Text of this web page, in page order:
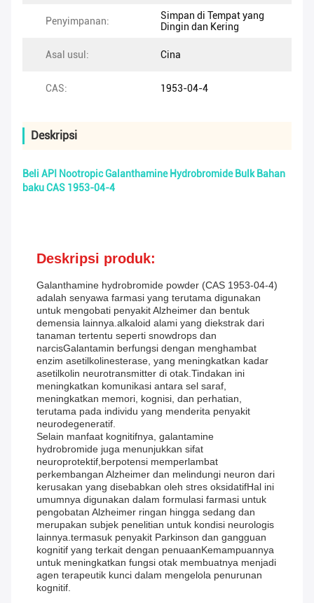
Penyimpanan:
Simpan di Tempat yang
Dingin dan Kering
Asal usul: Cina
CAS: 1953-04-4
Deskripsi
Beli API Nootropic Galanthamine Hydrobromide Bulk Bahan
baku CAS 1953-04-4
Deskripsi produk:
Galanthamine hydrobromide powder (CAS 1953-04-4)
adalah senyawa farmasi yang terutama digunakan
untuk mengobati penyakit Alzheimer dan bentuk
demensia lainnya.alkaloid alami yang diekstrak dari
tanaman tertentu seperti snowdrops dan
narcisGalantamin berfungsi dengan menghambat
enzim asetilkolinesterase, yang meningkatkan kadar
asetilkolin neurotransmitter di otak.Tindakan ini
meningkatkan komunikasi antara sel saraf,
meningkatkan memori, kognisi, dan perhatian,
terutama pada individu yang menderita penyakit
neurodegeneratif.
Selain manfaat kognitifnya, galantamine
hydrobromide juga menunjukkan sifat
neuroprotektif,berpotensi memperlambat
perkembangan Alzheimer dan melindungi neuron dari
kerusakan yang disebabkan oleh stres oksidatifHal ini
umumnya digunakan dalam formulasi farmasi untuk
pengobatan Alzheimer ringan hingga sedang dan
merupakan subjek penelitian untuk kondisi neurologis
lainnya.termasuk penyakit Parkinson dan gangguan
kognitif yang terkait dengan penuaanKemampuannya
untuk meningkatkan fungsi otak membuatnya menjadi
agen terapeutik kunci dalam mengelola penurunan
kognitif.